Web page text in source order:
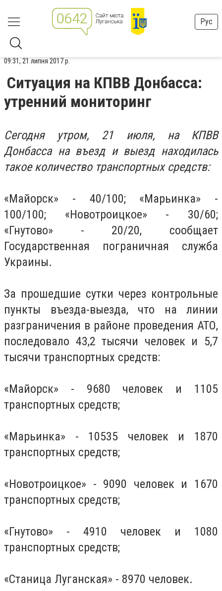
Рус
09:31, 21 липня 2017 р.
Ситуация на КПВВ Донбасса:
утренний мониторинг
Сегодня утром, 21 июля, на КПВВ
Донбасса на въезд и выезд находилась
такое количество транспортных средств:
«Майорск» - 40/100; «Марьинка» -
100/100; «Новотроицкое» - 30/60;
«Гнутово» - 20/20, сообщает
Государственная пограничная служба
Украины.
За прошедшие сутки через контрольные
пункты въезда-выезда, что на линии
разграничения в районе проведения АТО,
последовало 43,2 тысячи человек и 5,7
тысячи транспортных средств:
«Майорск» - 9680 человек и 1105
транспортных средств;
«Марьинка» - 10535 человек и 1870
транспортных средств;
«Новотроицкое» - 9090 человек и 1670
транспортных средств;
«Гнутово» - 4910 человек и 1080
транспортных средств;
«Станица Луганская» - 8970 человек.